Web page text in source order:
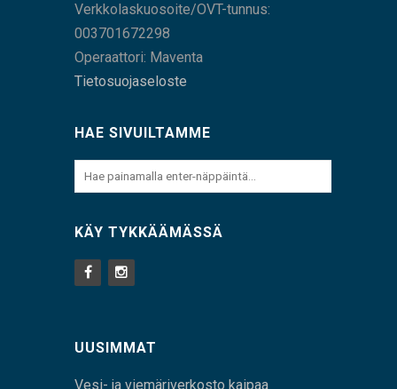
Verkkolaskuosoite/OVT-tunnus:
003701672298
Operaattori: Maventa
Tietosuojaseloste
HAE SIVUILTAMME
KÄY TYKKÄÄMÄSSÄ
UUSIMMAT
Vesi- ja viemäriverkosto kaipaa